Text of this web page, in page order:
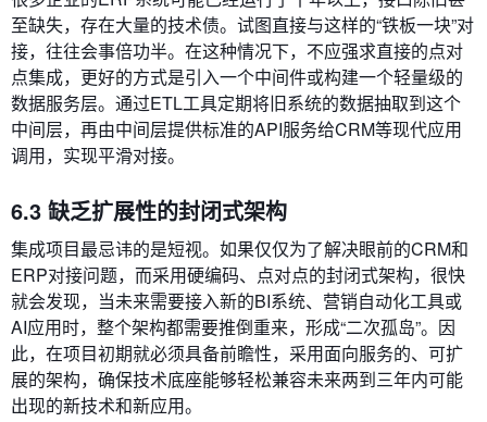
至缺失，存在大量的技术债。试图直接与这样的“铁板一块”对
接，往往会事倍功半。在这种情况下，不应强求直接的点对
点集成，更好的方式是引入一个中间件或构建一个轻量级的
数据服务层。通过ETL工具定期将旧系统的数据抽取到这个
中间层，再由中间层提供标准的API服务给CRM等现代应用
调用，实现平滑对接。
6.3 缺乏扩展性的封闭式架构
集成项目最忌讳的是短视。如果仅仅为了解决眼前的CRM和
ERP对接问题，而采用硬编码、点对点的封闭式架构，很快
就会发现，当未来需要接入新的BI系统、营销自动化工具或
AI应用时，整个架构都需要推倒重来，形成“二次孤岛”。因
此，在项目初期就必须具备前瞻性，采用面向服务的、可扩
展的架构，确保技术底座能够轻松兼容未来两到三年内可能
出现的新技术和新应用。